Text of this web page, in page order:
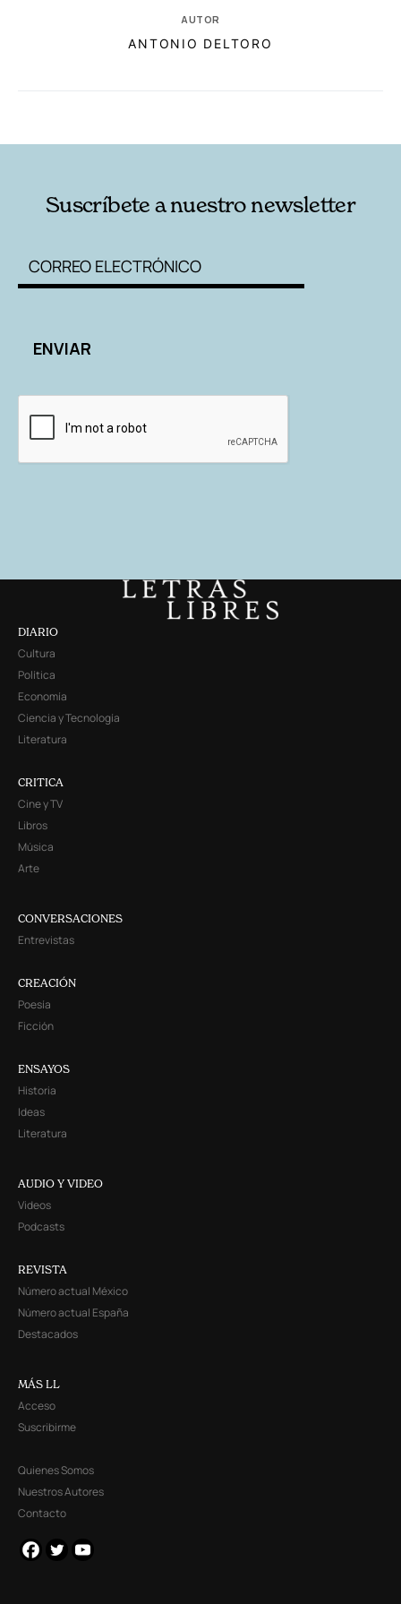
AUTOR
ANTONIO DELTORO
Suscríbete a nuestro newsletter
DIARIO
Cultura
Política
Economía
Ciencia y Tecnología
Literatura
CRITICA
Cine y TV
Libros
Música
Arte
CONVERSACIONES
Entrevistas
CREACIÓN
Poesía
Ficción
ENSAYOS
Historia
Ideas
Literatura
AUDIO Y VIDEO
Videos
Podcasts
REVISTA
Número actual México
Número actual España
Destacados
MÁS LL
Acceso
Suscribirme
Quienes Somos
Nuestros Autores
Contacto